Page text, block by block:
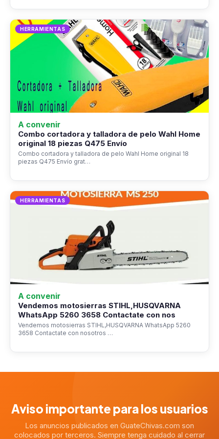
HERRAMIENTAS
A convenir
Combo cortadora y talladora de pelo Wahl Home
original 18 piezas Q475 Envío
Combo cortadora y talladora de pelo Wahl Home original 18
piezas Q475 Envío grat…
HERRAMIENTAS
A convenir
Vendemos motosierras STIHL,HUSQVARNA
WhatsApp 5260 3658 Contactate con nos
Vendemos motosierras STIHL,HUSQVARNA WhatsApp 5260
3658 Contactate con nosotros …
Aviso importante para los usuarios
Los anuncios publicados en GuateChivas.com son
colocados por terceros. Siempre tenga cuidado al cerrar